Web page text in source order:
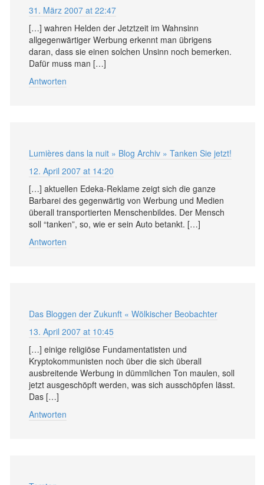
31. März 2007 at 22:47
[…] wahren Helden der Jetztzeit im Wahnsinn
allgegenwärtiger Werbung erkennt man übrigens
daran, dass sie einen solchen Unsinn noch bemerken.
Dafür muss man […]
Antworten
Lumières dans la nuit » Blog Archiv » Tanken Sie jetzt!
12. April 2007 at 14:20
[…] aktuellen Edeka-Reklame zeigt sich die ganze
Barbarei des gegenwärtig von Werbung und Medien
überall transportierten Menschenbildes. Der Mensch
soll “tanken”, so, wie er sein Auto betankt. […]
Antworten
Das Bloggen der Zukunft « Wölkischer Beobachter
13. April 2007 at 10:45
[…] einige religiöse Fundamentatisten und
Kryptokommunisten noch über die sich überall
ausbreitende Werbung in dümmlichen Ton maulen, soll
jetzt ausgeschöpft werden, was sich ausschöpfen lässt.
Das […]
Antworten